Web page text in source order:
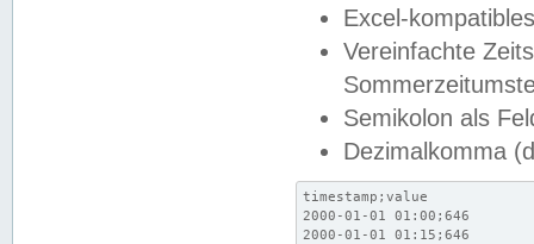
Excel-
Vereinfachte
Semikolon als
Dezimalkomma
timestamp;value
2000-01-01 01:00;646
2000-01-01 01:15;646